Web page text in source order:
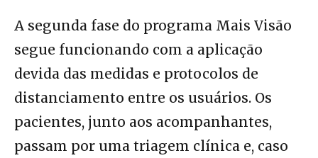
A segunda fase do programa Mais Visão
segue funcionando com a aplicação
devida das medidas e protocolos de
distanciamento entre os usuários. Os
pacientes, junto aos acompanhantes,
passam por uma triagem clínica e, caso